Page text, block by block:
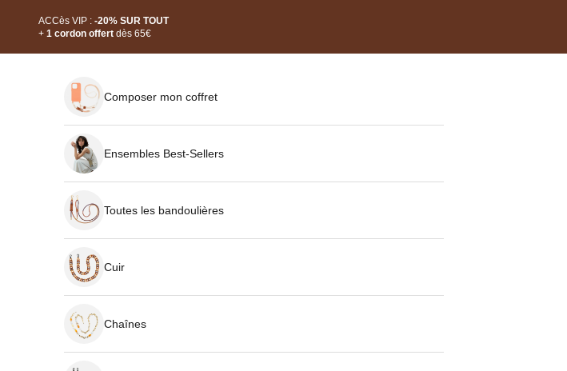
ACCès VIP : -20% SUR TOUT
+ 1 cordon offert dès 65€
Composer mon coffret
Ensembles Best-Sellers
Toutes les bandoulières
Cuir
Chaînes